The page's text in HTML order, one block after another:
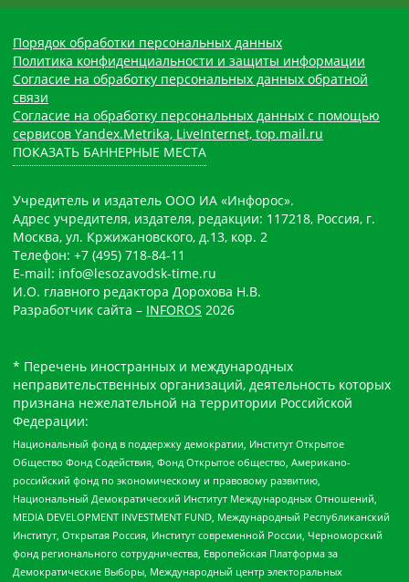
Порядок обработки персональных данных
Политика конфиденциальности и защиты информации
Согласие на обработку персональных данных обратной
связи
Согласие на обработку персональных данных с помощью
сервисов Yandex.Metrika, LiveInternet, top.mail.ru
ПОКАЗАТЬ БАННЕРНЫЕ МЕСТА
Учредитель и издатель ООО ИА «Инфорос».
Адрес учредителя, издателя, редакции: 117218, Россия, г.
Москва, ул. Кржижановского, д.13, кор. 2
Телефон: +7 (495) 718-84-11
E-mail: info@lesozavodsk-time.ru
И.О. главного редактора Дорохова Н.В.
Разработчик сайта – INFOROS 2026
* Перечень иностранных и международных
неправительственных организаций, деятельность которых
признана нежелательной на территории Российской
Федерации:
Национальный фонд в поддержку демократии, Институт Открытое
Общество Фонд Содействия, Фонд Открытое общество, Американо-
российский фонд по экономическому и правовому развитию,
Национальный Демократический Институт Международных Отношений,
MEDIA DEVELOPMENT INVESTMENT FUND, Международный Республиканский
Институт, Открытая Россия, Институт современной России, Черноморский
фонд регионального сотрудничества, Европейская Платформа за
Демократические Выборы, Международный центр электоральных